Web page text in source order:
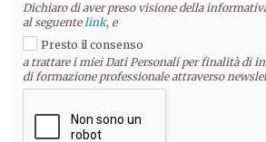
Dichiaro di aver preso visione della
al seguentelink, e
Presto il consenso
a trattare i miei Dati Personali per finalità di
di formazione professionale attraverso